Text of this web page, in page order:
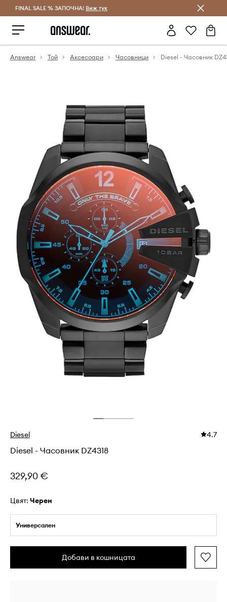
Спестявай с Answear Club
FINAL SALE % ЗАПОЧНА! Виж тук
Answear Той Аксесоари Часовници Diesel - Часовник
Diesel 4.7
Diesel - Часовник DZ4318
329,90 €
Цвят: черен
Универсален
Добави в кошницата